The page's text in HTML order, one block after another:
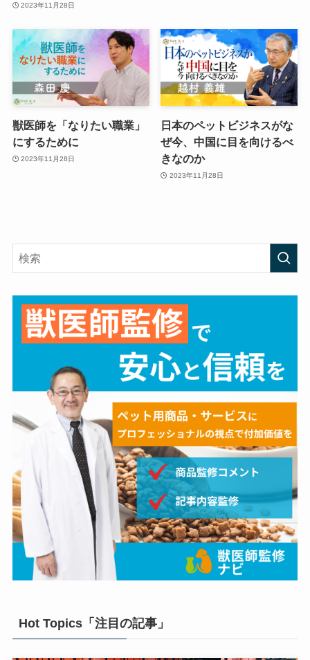
2023年11月28日
獣医師を「なりたい職業」
にするために
2023年11月28日
日本のペットビジネスがな
ぜ今、中国に目を向けるべ
きなのか
2023年11月28日
Hot Topics「注目の記事」